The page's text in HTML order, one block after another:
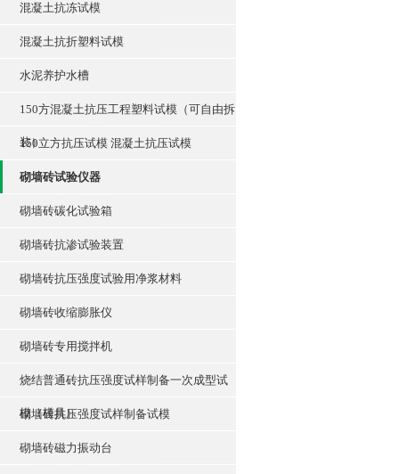
混凝土抗冻试模
混凝土抗折塑料试模
水泥养护水槽
150方混凝土抗压工程塑料试模（可自由拆
装）
150立方抗压试模 混凝土抗压试模
砌墙砖试验仪器
砌墙砖碳化试验箱
砌墙砖抗渗试验装置
砌墙砖抗压强度试验用净浆材料
砌墙砖收缩膨胀仪
砌墙砖专用搅拌机
烧结普通砖抗压强度试样制备一次成型试
模（模具）
砌墙砖抗压强度试样制备试模
砌墙砖磁力振动台